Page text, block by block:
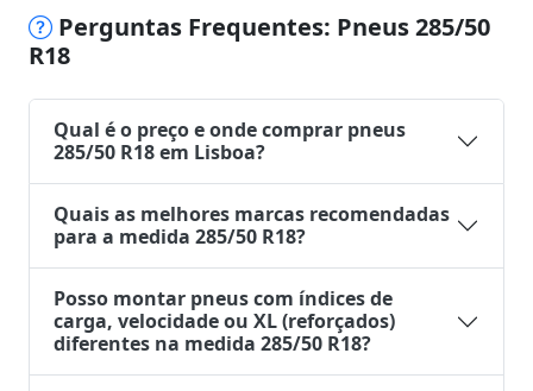
Perguntas Frequentes: Pneus 285/50
R18
Qual é o preço e onde comprar pneus
285/50 R18 em Lisboa?
Quais as melhores marcas recomendadas
para a medida 285/50 R18?
Posso montar pneus com índices de
carga, velocidade ou XL (reforçados)
diferentes na medida 285/50 R18?